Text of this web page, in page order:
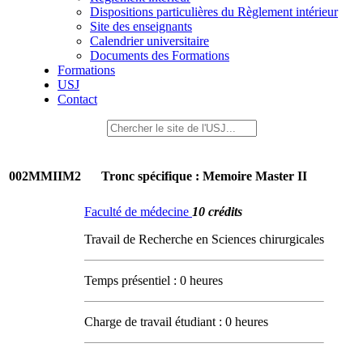
Dispositions particulières du Règlement intérieur
Site des enseignants
Calendrier universitaire
Documents des Formations
Formations
USJ
Contact
002MMIIM2 Tronc spécifique : Memoire Master II
Faculté de médecine 10 crédits
Travail de Recherche en Sciences chirurgicales
Temps présentiel : 0 heures
Charge de travail étudiant : 0 heures